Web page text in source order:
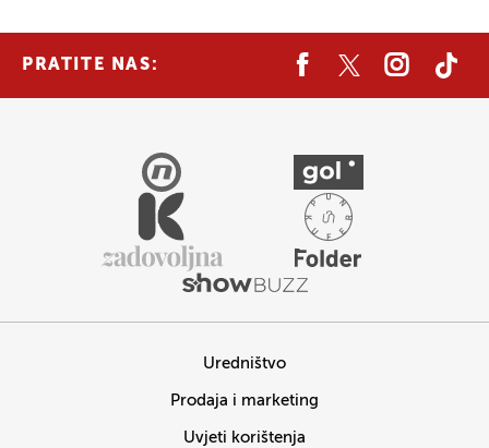
PRATITE NAS:
Uredništvo
Prodaja i marketing
Uvjeti korištenja